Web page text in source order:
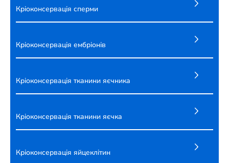
Кріоконсервація сперми
Кріоконсервація ембріонів
Кріоконсервація тканини яєчника
Кріоконсервація тканини яєчка
Кріоконсервація яйцеклітин